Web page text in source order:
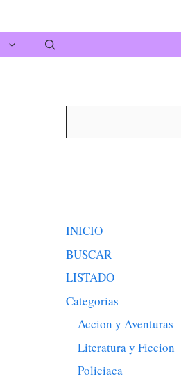
INICIO
BUSCAR
LISTADO
Categorias
Accion y Aventuras
Literatura y Ficcion
Policiaca